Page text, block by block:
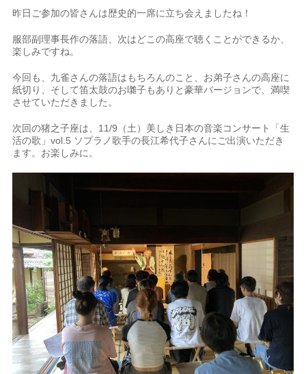
昨日ご参加の皆さんは歴史的一席に立ち会えましたね！
服部副理事長作の落語、次はどこの高座で聴くことができるか、
楽しみですね。
今回も、九雀さんの落語はもちろんのこと、お弟子さんの高座に
紙切り、そして笛太鼓のお囃子もありと豪華バージョンで、満喫
させていただきました。
次回の猪之子座は、11/9（土）美しき日本の音楽コンサート「生
活の歌」vol.5 ソプラノ歌手の長江希代子さんにご出演いただき
ます。お楽しみに。